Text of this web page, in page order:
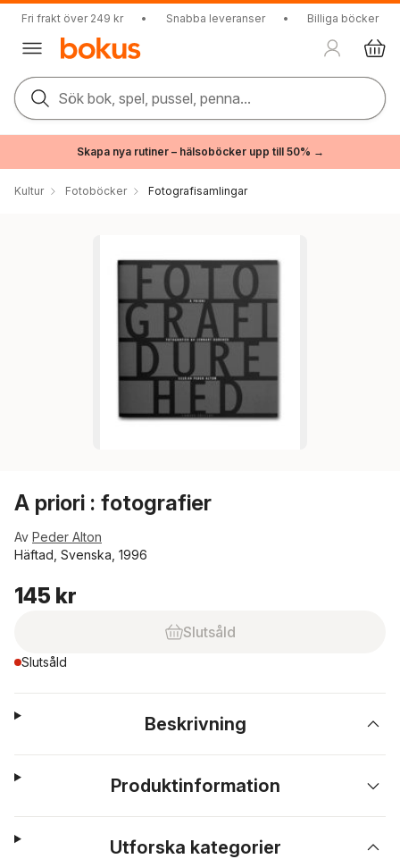
Fri frakt över 249 kr • Snabba leveranser • Billiga böcker
Sök bok, spel, pussel, penna...
Skapa nya rutiner – hälsoböcker upp till 50% →
Kultur Fotoböcker Fotografisamlingar
A priori : fotografier
Av Peder Alton
Häftad, Svenska, 1996
145 kr
Slutsåld
Slutsåld
Beskrivning
Produktinformation
Utforska kategorier